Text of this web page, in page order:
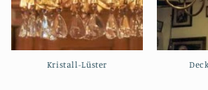
Kristall-Lüster